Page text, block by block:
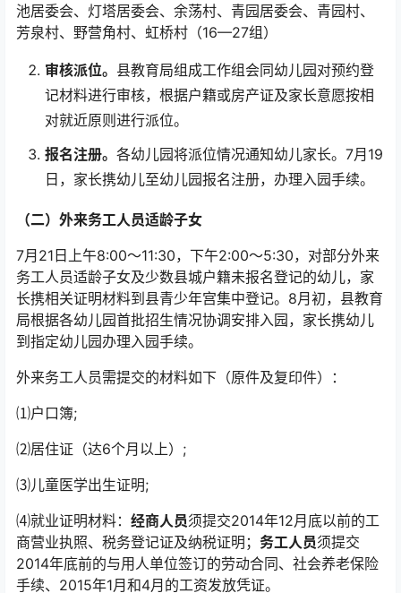
池居委会、灯塔居委会、余荡村、青园居委会、青园村、
芳泉村、野营角村、虹桥村（16—27组）
审核派位。 县教育局组成工作组会同幼儿园对预约登
记材料进行审核，根据户籍或房产证及家长意愿按相
对就近原则进行派位。
报名注册。 各幼儿园将派位情况通知幼儿家长。7月19
日，家长携幼儿至幼儿园报名注册，办理入园手续。
（二）外来务工人员适龄子女
7月21日上午8:00～11:30，下午2:00～5:30，对部分外来
务工人员适龄子女及少数县城户籍未报名登记的幼儿，家
长携相关证明材料到县青少年宫集中登记。8月初，县教育
局根据各幼儿园首批招生情况协调安排入园，家长携幼儿
到指定幼儿园办理入园手续。
外来务工人员需提交的材料如下（原件及复印件）：
⑴户口簿;
⑵居住证（达6个月以上）;
⑶儿童医学出生证明;
⑷就业证明材料： 经商人员须提交2014年12月底以前的工
商营业执照、税务登记证及纳税证明； 务工人员须提交
2014年底前的与用人单位签订的劳动合同、社会养老保险
手续、2015年1月和4月的工资发放凭证。